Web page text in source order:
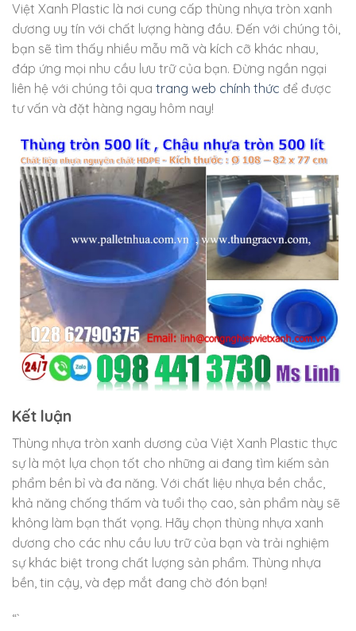
Việt Xanh Plastic là nơi cung cấp thùng nhựa tròn xanh
dương uy tín với chất lượng hàng đầu. Đến với chúng tôi,
bạn sẽ tìm thấy nhiều mẫu mã và kích cỡ khác nhau,
đáp ứng mọi nhu cầu lưu trữ của bạn. Đừng ngần ngại
liên hệ với chúng tôi qua trang web chính thức để được
tư vấn và đặt hàng ngay hôm nay!
Kết luận
Thùng nhựa tròn xanh dương của Việt Xanh Plastic thực
sự là một lựa chọn tốt cho những ai đang tìm kiếm sản
phẩm bền bỉ và đa năng. Với chất liệu nhựa bền chắc,
khả năng chống thấm và tuổi thọ cao, sản phẩm này sẽ
không làm bạn thất vọng. Hãy chọn thùng nhựa xanh
dương cho các nhu cầu lưu trữ của bạn và trải nghiệm
sự khác biệt trong chất lượng sản phẩm. Thùng nhựa
bền, tin cậy, và đẹp mắt đang chờ đón bạn!
“`